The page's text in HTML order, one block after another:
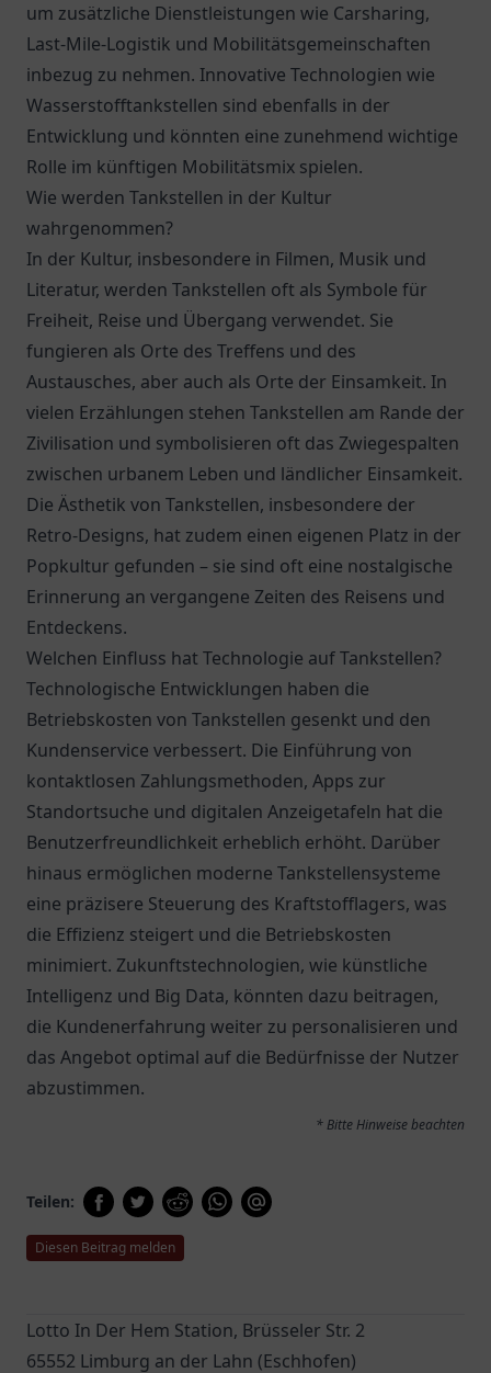
um zusätzliche Dienstleistungen wie Carsharing,
Last-Mile-Logistik und Mobilitätsgemeinschaften
inbezug zu nehmen. Innovative Technologien wie
Wasserstofftankstellen sind ebenfalls in der
Entwicklung und könnten eine zunehmend wichtige
Rolle im künftigen Mobilitätsmix spielen.
Wie werden Tankstellen in der Kultur
wahrgenommen?
In der Kultur, insbesondere in Filmen, Musik und
Literatur, werden Tankstellen oft als Symbole für
Freiheit, Reise und Übergang verwendet. Sie
fungieren als Orte des Treffens und des
Austausches, aber auch als Orte der Einsamkeit. In
vielen Erzählungen stehen Tankstellen am Rande der
Zivilisation und symbolisieren oft das Zwiegespalten
zwischen urbanem Leben und ländlicher Einsamkeit.
Die Ästhetik von Tankstellen, insbesondere der
Retro-Designs, hat zudem einen eigenen Platz in der
Popkultur gefunden – sie sind oft eine nostalgische
Erinnerung an vergangene Zeiten des Reisens und
Entdeckens.
Welchen Einfluss hat Technologie auf Tankstellen?
Technologische Entwicklungen haben die
Betriebskosten von Tankstellen gesenkt und den
Kundenservice verbessert. Die Einführung von
kontaktlosen Zahlungsmethoden, Apps zur
Standortsuche und digitalen Anzeigetafeln hat die
Benutzerfreundlichkeit erheblich erhöht. Darüber
hinaus ermöglichen moderne Tankstellensysteme
eine präzisere Steuerung des Kraftstofflagers, was
die Effizienz steigert und die Betriebskosten
minimiert. Zukunftstechnologien, wie künstliche
Intelligenz und Big Data, könnten dazu beitragen,
die Kundenerfahrung weiter zu personalisieren und
das Angebot optimal auf die Bedürfnisse der Nutzer
abzustimmen.
* Bitte Hinweise beachten
Teilen:
Diesen Beitrag melden
Lotto In Der Hem Station, Brüsseler Str. 2
65552 Limburg an der Lahn (Eschhofen)